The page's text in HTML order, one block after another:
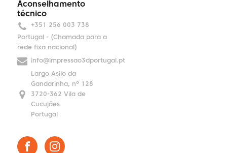
Aconselhamento
técnico
+351 256 003 738
Portugal - (Chamada para a
rede fixa nacional)
info@impressao3dportugal.pt
Largo Asilo da
Gandarinha, nº 128
3720-362 Vila de
Cucujães
Portugal